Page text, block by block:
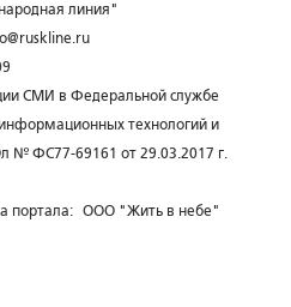
линия"
СМИ в Федеральной службе
технологий и
№ ФС77-69161 от 29.03.2017 г.
портала: ООО "Жить в небе"